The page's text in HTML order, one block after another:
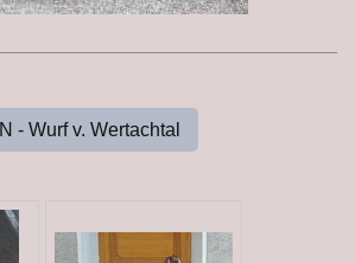
N - Wurf v. Wertachtal